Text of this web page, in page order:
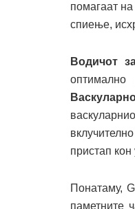
помагаат
спиење,
Водичот
пристап
Понатаму,
паметните